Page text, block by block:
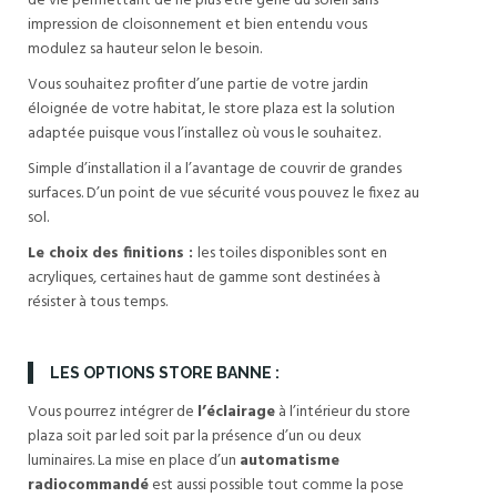
impression de cloisonnement et bien entendu vous
modulez sa hauteur selon le besoin.
Vous souhaitez profiter d’une partie de votre jardin
éloignée de votre habitat, le store plaza est la solution
adaptée puisque vous l’installez où vous le souhaitez.
Simple d’installation il a l’avantage de couvrir de grandes
surfaces. D’un point de vue sécurité vous pouvez le fixez au
sol.
Le choix des finitions : les toiles disponibles sont en
acryliques, certaines haut de gamme sont destinées à
résister à tous temps.
LES OPTIONS STORE BANNE :
Vous pourrez intégrer de l’éclairageà l’intérieur du store
plaza soit par led soit par la présence d’un ou deux
luminaires. La mise en place d’un automatisme
radiocommandéest aussi possible tout comme la pose